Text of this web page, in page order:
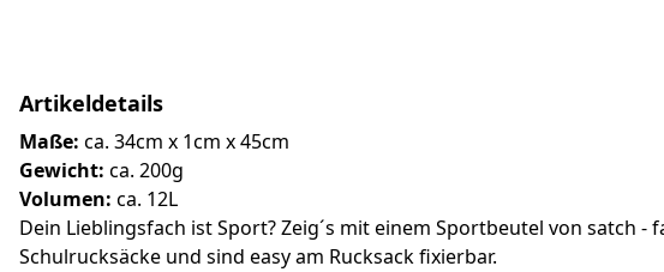
Artikeldetails
Maße: ca. 34cm x 1cm x 45cm
Gewicht: ca. 200g
Volumen: ca. 12L
Dein Lieblingsfach ist Sport? Zeig´s mit einem Sportbeutel von satch
Schulrucksäcke und sind easy am Rucksack fixierbar.